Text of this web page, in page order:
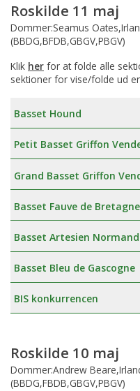
Roskilde 11 maj
Dommer:Seamus
(BBDG,BFDB,GBGV,PBGV)
Klik her for at folde alle
sektioner for vise/folde ud
Basset Hound
Petit Basset Griffon
Grand Basset Griffon
Basset Fauve de Bretagne
Basset Artesien Normand
Basset Bleu de Gascogne
BIS konkurrencen
Roskilde 10 maj
Dommer:Andrew
(BBDG,FBDB,GBGV,PBGV)